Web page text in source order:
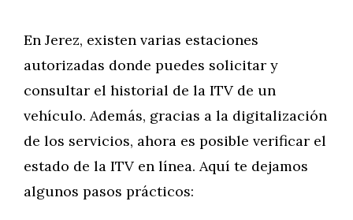
En Jerez, existen varias estaciones
autorizadas donde puedes solicitar y
consultar el historial de la ITV de un
vehículo. Además, gracias a la digitalización
de los servicios, ahora es posible verificar el
estado de la ITV en línea. Aquí te dejamos
algunos pasos prácticos: